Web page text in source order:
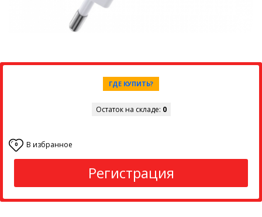
ГДЕ КУПИТЬ?
Остаток на складе: 0
0 В избранное
Регистрация